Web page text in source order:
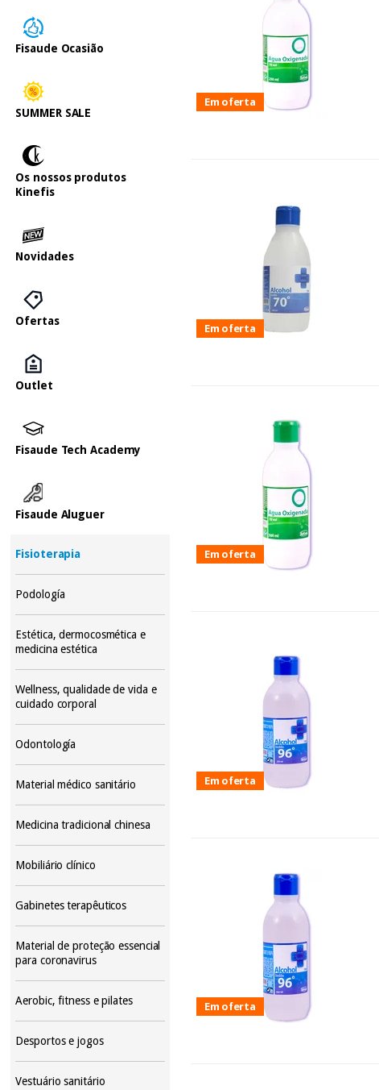
Fisaude Ocasião
SUMMER SALE
Os nossos produtos
Kinefis
Novidades
Ofertas
Outlet
Fisaude Tech Academy
Fisaude Aluguer
Fisioterapia
Podología
Estética, dermocosmética e
medicina estética
Wellness, qualidade de vida e
cuidado corporal
Odontología
Material médico sanitário
Medicina tradicional chinesa
Mobiliário clínico
Gabinetes terapêuticos
Material de proteção essencial
para coronavirus
Aerobic, fitness e pilates
Desportos e jogos
Vestuário sanitário
Em oferta
Em oferta
Em oferta
Em oferta
Em oferta